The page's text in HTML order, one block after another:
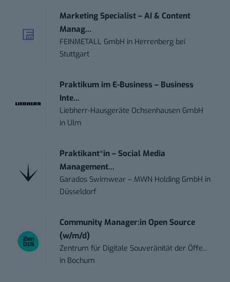
Marketing Specialist – AI & Content
Manag...
FEINMETALL GmbH in Herrenberg bei
Stuttgart
Praktikum im E-Business – Business
Inte...
Liebherr-Hausgeräte Ochsenhausen GmbH
in Ulm
Praktikant*in – Social Media
Management...
Garados Swimwear – MWN Holding GmbH in
Düsseldorf
Community Manager:in Open Source
(w/m/d)
Zentrum für Digitale Souveränität der Öffe...
in Bochum